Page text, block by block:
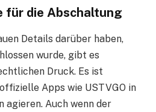
für die Abschaltung
Details darüber haben,
wurde, gibt es
Druck. Es ist
Apps wie USTVGO in
agieren. Auch wenn der